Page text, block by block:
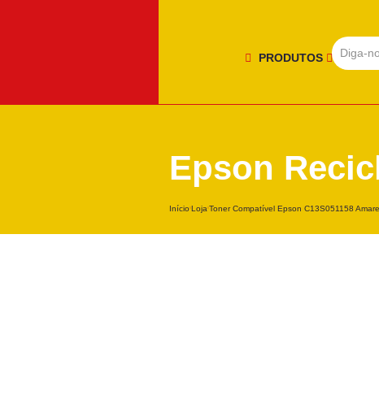
PRODUTOS
Epson
Início Loja Toner Compatível Epson C13S051158